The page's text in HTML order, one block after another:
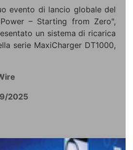
evento di lancio globale del
– Starting from Zero",
un sistema di ricarica
serie MaxiCharger DT1000,
2025